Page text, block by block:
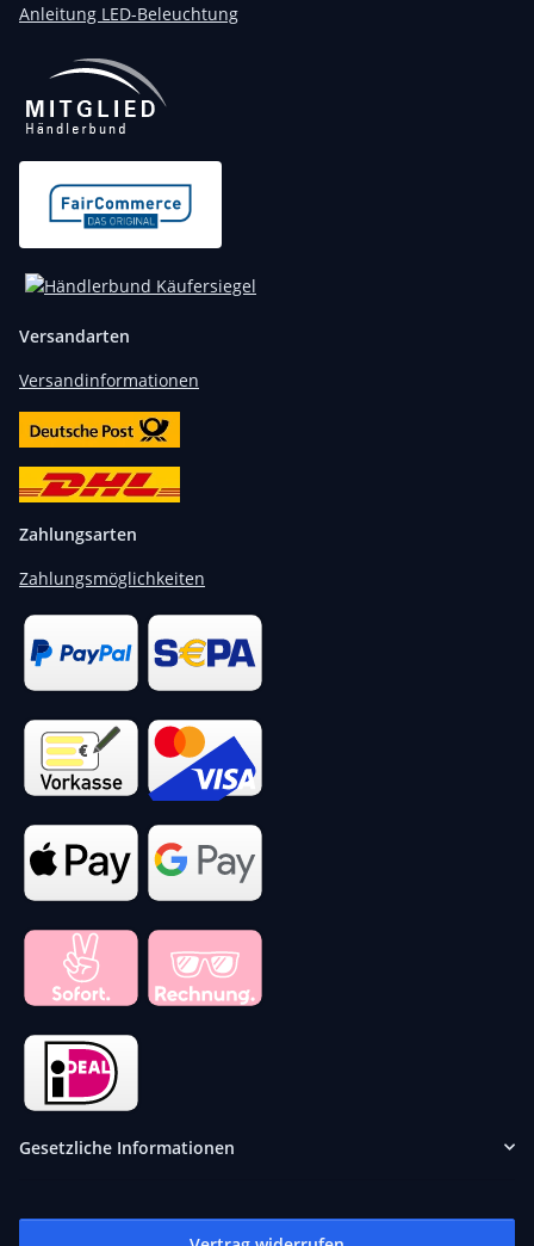
Anleitung LED-Beleuchtung
Versandarten
Versandinformationen
Zahlungsarten
Zahlungsmöglichkeiten
Gesetzliche Informationen